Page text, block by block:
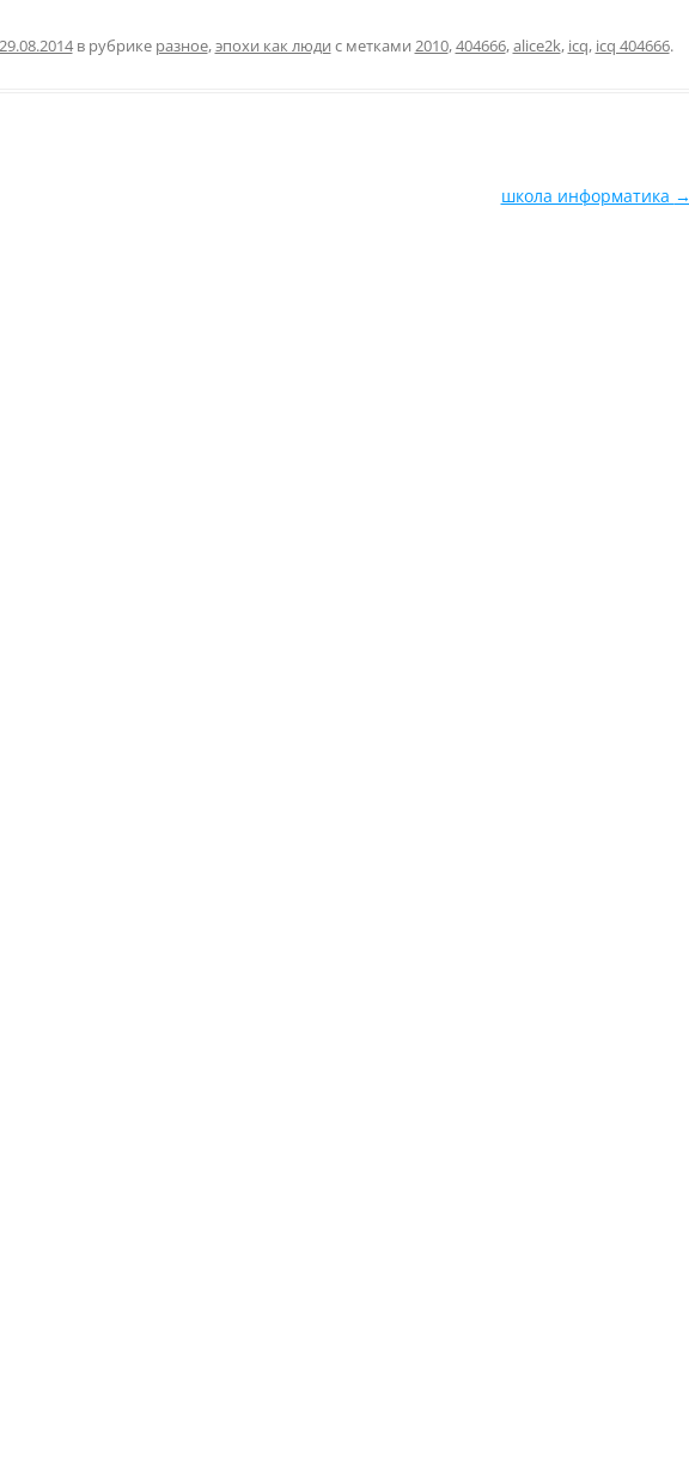
29.08.2014в рубрике разное,эпохи как люди с метками 2010,404666,alice2k, icq, icq 404666.
школа информатика →